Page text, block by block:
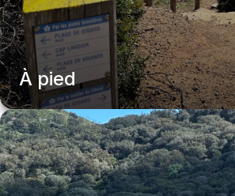
À pied